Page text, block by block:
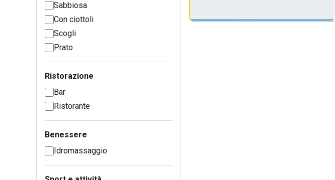
Sabbiosa
Con ciottoli
Scogli
Prato
Ristorazione
Bar
Ristorante
Benessere
Idromassaggio